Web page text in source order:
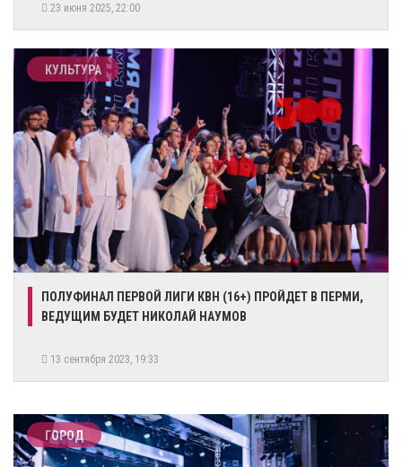
23 июня 2025, 22:00
КУЛЬТУРА
ПОЛУФИНАЛ ПЕРВОЙ ЛИГИ КВН (16+) ПРОЙДЕТ В ПЕРМИ,
ВЕДУЩИМ БУДЕТ НИКОЛАЙ НАУМОВ
13 сентября 2023, 19:33
ГОРОД